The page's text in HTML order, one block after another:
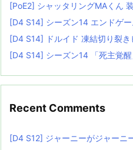
[PoE2] シャッタリングMAくん
[D4 S14] シーズン14 エンドゲ
[D4 S14] ドルイド 凍結切り裂き
[D4 S14] シーズン14 「死主覚醒
Recent Comments
[D4 S12] ジャーニーがジャーニ